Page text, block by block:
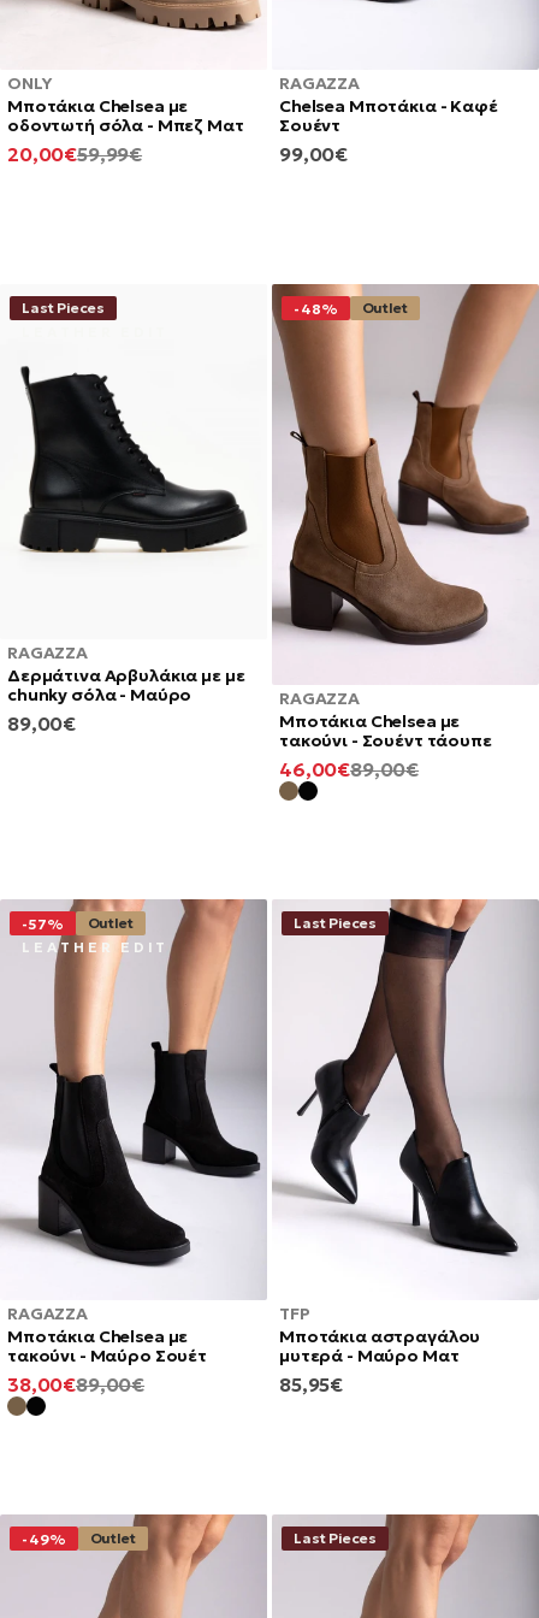
ONLY
Μποτάκια Chelsea με
οδοντωτή σόλα - Μπεζ Ματ
ΚΑΝΟΝΙΚΉ
59,99€
ΕΛΆΧΙΣΤΗ
20,00€
RAGAZZA
Chelsea Μποτάκια - Καφέ
Σουέντ
ΚΑΝΟΝΙΚΉ
99,00€
RAGAZZA
Δερμάτινα Αρβυλάκια με με
chunky σόλα - Μαύρο
Last Pieces
ΚΑΝΟΝΙΚΉ
89,00€
RAGAZZA
Μποτάκια Chelsea με
τακούνι - Σουέντ τάουπε
-48% Outlet
ΚΑΝΟΝΙΚΉ
89,00€
ΕΛΆΧΙΣΤΗ
ΤΙΜΉ
46,00€
RAGAZZA
Μποτάκια Chelsea με
τακούνι - Μαύρο Σουέτ
-57%
Outlet
L E A T H E R E D I T
ΚΑΝΟΝΙΚΉ
89,00€
ΕΛΆΧΙΣΤΗ
ΤΙΜΉ
38,00€
TFP
Μποτάκια αστραγάλου
μυτερά - Μαύρο Ματ
Last Pieces
ΚΑΝΟΝΙΚΉ
85,95€
-49% Outlet Last Pieces